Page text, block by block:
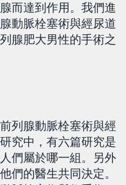
而達到作用。我們進
動脈栓塞術與經尿道
腺肥大男性的手術之
列腺動脈栓塞術與經
究中，有六篇研究是
們屬於哪一組。另外
們的醫生共同決定。